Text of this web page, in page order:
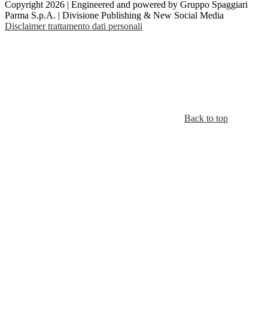
Copyright 2026 | Engineered and powered by Gruppo Spaggiari
Parma S.p.A. | Divisione Publishing & New Social Media
Disclaimer trattamento dati personali
Back to top